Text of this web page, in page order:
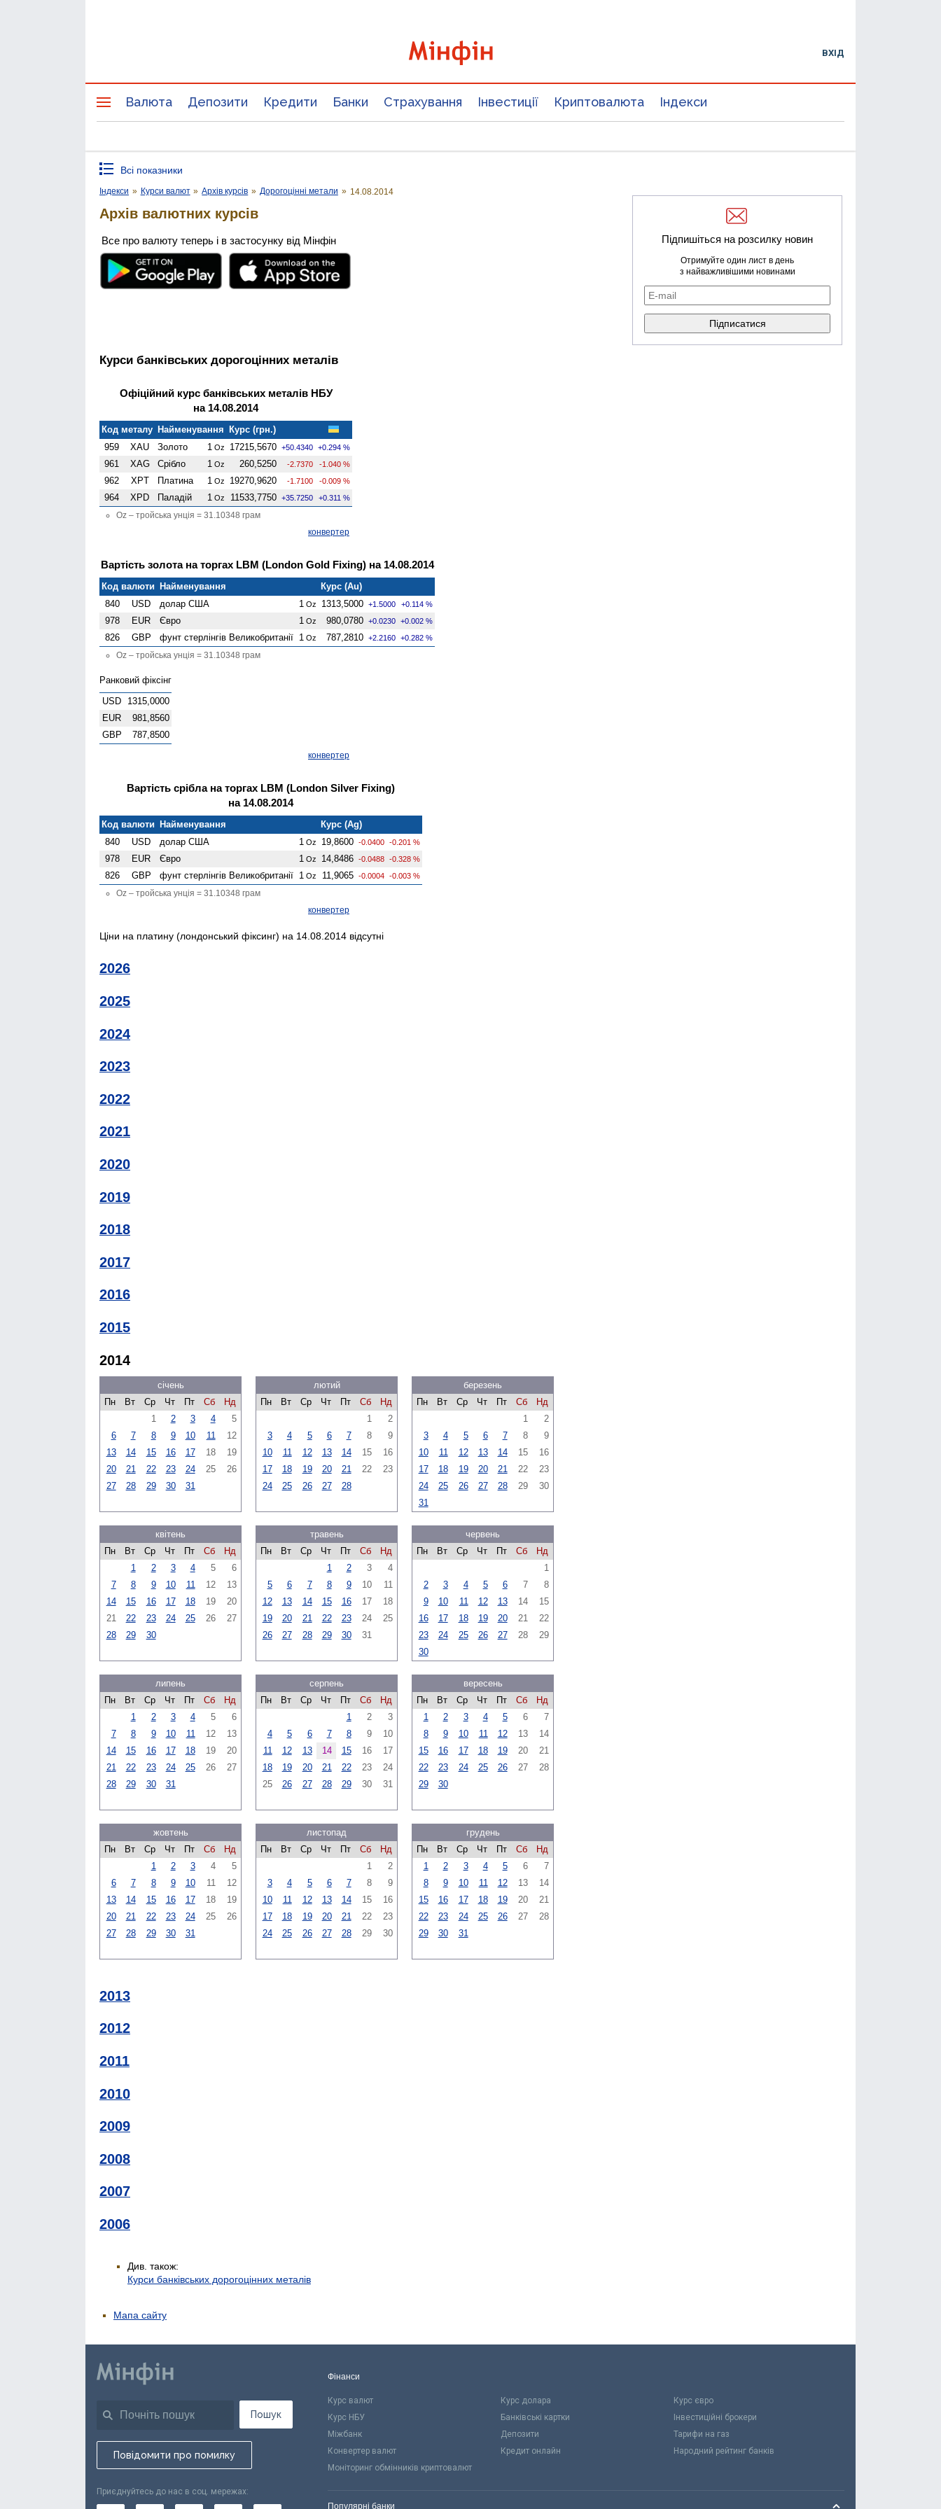
ВХІД
Валюта Депозити Кредити Банки Страхування Інвестиції Криптовалюта Індекси
Всі показники
Індекси » Курси валют » Архів курсів » Дорогоцінні метали » 14.08.2014
Архів валютних курсів
Все про валюту теперь і в застосунку від Мінфін
Курси банківських дорогоцінних металів
Офіційний курс банківських металів НБУ
на 14.08.2014
Код металу Найменування
Курс (грн.)
959
XAU Золото 1 Oz 17215,5670 +50.4340 +0.294 %
961 XAG Срібло 1 Oz 260,5250 -2.7370 -1.040 %
962 XPT Платина 1 Oz 19270,9620 -1.7100 -0.009 %
964 XPD Паладій 1 Oz 11533,7750 +35.7250 +0.311 %
Oz – тройська унція = 31.10348 грам
конвертер
Вартість золота на торгах LBM (London Gold Fixing) на 14.08.2014
Код валюти Найменування
Курс (Au)
840
USD долар США 1 Oz 1313,5000 +1.5000 +0.114 %
978 EUR Євро 1 Oz 980,0780 +0.0230 +0.002 %
826 GBP фунт стерлінгів Велико­британії 1 Oz 787,2810 +2.2160 +0.282 %
Oz – тройська унція = 31.10348 грам
Ранковий фіксінг
USD
1315,0000
EUR
981,8560
GBP
787,8500
конвертер
Вартість срібла на торгах LBM (London Silver Fixing)
на 14.08.2014
Код валюти Найменування
Курс (Ag)
840
USD долар США 1 Oz 19,8600 -0.0400 -0.201 %
978 EUR Євро 1 Oz 14,8486 -0.0488 -0.328 %
826 GBP фунт стерлінгів Велико­британії 1 Oz 11,9065 -0.0004 -0.003 %
Oz – тройська унція = 31.10348 грам
конвертер
Ціни на платину (лондонський фіксинг) на 14.08.2014 відсутні
2026
2025
2024
2023
2022
2021
2020
2019
2018
2017
2016
2015
2014
січень
Пн
Вт Ср Чт Пт Сб
Нд
1
2 3 4
5
6
7 8 9 10 11
12
13
14 15 16 17 18
19
20
21 22 23 24 25
26
27
28 29 30 31
лютий
Пн
Вт Ср Чт Пт Сб
Нд
1
2
3
4 5 6 7 8
9
10
11 12 13 14 15
16
17
18 19 20 21 22
23
24
25 26 27 28
березень
Пн
Вт Ср Чт Пт Сб
Нд
1
2
3
4 5 6 7 8
9
10
11 12 13 14 15
16
17
18 19 20 21 22
23
24
25 26 27 28 29
30
31
квітень
Пн
Вт Ср Чт Пт Сб
Нд
1
2 3 4 5
6
7
8 9 10 11 12
13
14
15 16 17 18 19
20
21
22 23 24 25 26
27
28
29 30
травень
Пн
Вт Ср Чт Пт Сб
Нд
1
2 3
4
5
6 7 8 9 10
11
12
13 14 15 16 17
18
19
20 21 22 23 24
25
26
27 28 29 30 31
червень
Пн
Вт Ср Чт Пт Сб
Нд
1
2
3 4 5 6 7
8
9
10 11 12 13 14
15
16
17 18 19 20 21
22
23
24 25 26 27 28
29
30
липень
Пн
Вт Ср Чт Пт Сб
Нд
1
2 3 4 5
6
7
8 9 10 11 12
13
14
15 16 17 18 19
20
21
22 23 24 25 26
27
28
29 30 31
серпень
Пн
Вт Ср Чт Пт Сб
Нд
1
2
3
4
5 6 7 8 9
10
11
12 13 14 15 16
17
18
19 20 21 22 23
24
25
26 27 28 29 30 31
вересень
Пн
Вт Ср Чт Пт Сб
Нд
1
2 3 4 5 6
7
8
9 10 11 12 13
14
15
16 17 18 19 20
21
22
23 24 25 26 27
28
29
30
жовтень
Пн
Вт Ср Чт Пт Сб
Нд
1
2 3 4
5
6
7 8 9 10 11
12
13
14 15 16 17 18
19
20
21 22 23 24 25
26
27
28 29 30 31
листопад
Пн
Вт Ср Чт Пт Сб
Нд
1
2
3
4 5 6 7 8
9
10
11 12 13 14 15
16
17
18 19 20 21 22
23
24
25 26 27 28 29 30
грудень
Пн
Вт Ср Чт Пт Сб
Нд
1
2 3 4 5 6
7
8
9 10 11 12 13
14
15
16 17 18 19 20
21
22
23 24 25 26 27
28
29
30 31
2013
2012
2011
2010
2009
2008
2007
2006
Див. також:
Курси банківських дорогоцінних металів
Підпишіться на розсилку новин
Отримуйте один лист в день
з найважливішими новинами
Мапа сайту
Пошук
Повідомити про помилку
Приєднуйтесь до нас в соц. мережах:
Фінанси
Курс валют Курс долара
Курс євро
Курс НБУ
Банківські картки
Інвестиційні брокери
Міжбанк
Депозити
Тарифи на газ
Конвертер валют
Кредит онлайн
Народний рейтинг банків
Моніторинг обмінників криптовалют
Популярні банки